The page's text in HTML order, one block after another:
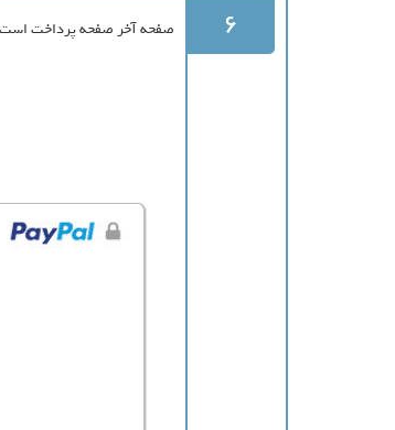
6 صفحه آخر صفحه پرداخت است